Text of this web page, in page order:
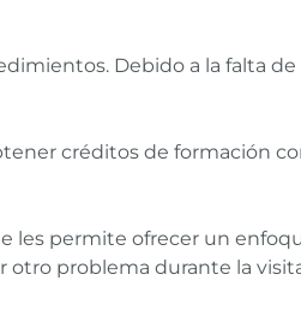
Debido a la falta
créditos de formación
les permite ofrecer un
otro problema durante la